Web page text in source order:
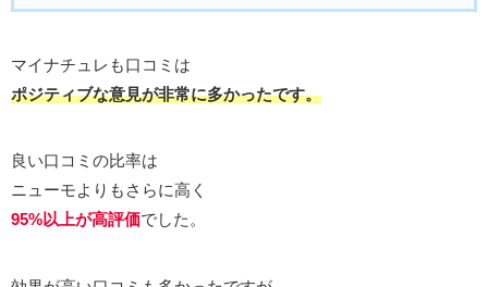
マイナチュレも口コミは
ポジティブな意見が非常に多かったです。
良い口コミの比率は
ニューモよりもさらに高く
95%以上が高評価でした。